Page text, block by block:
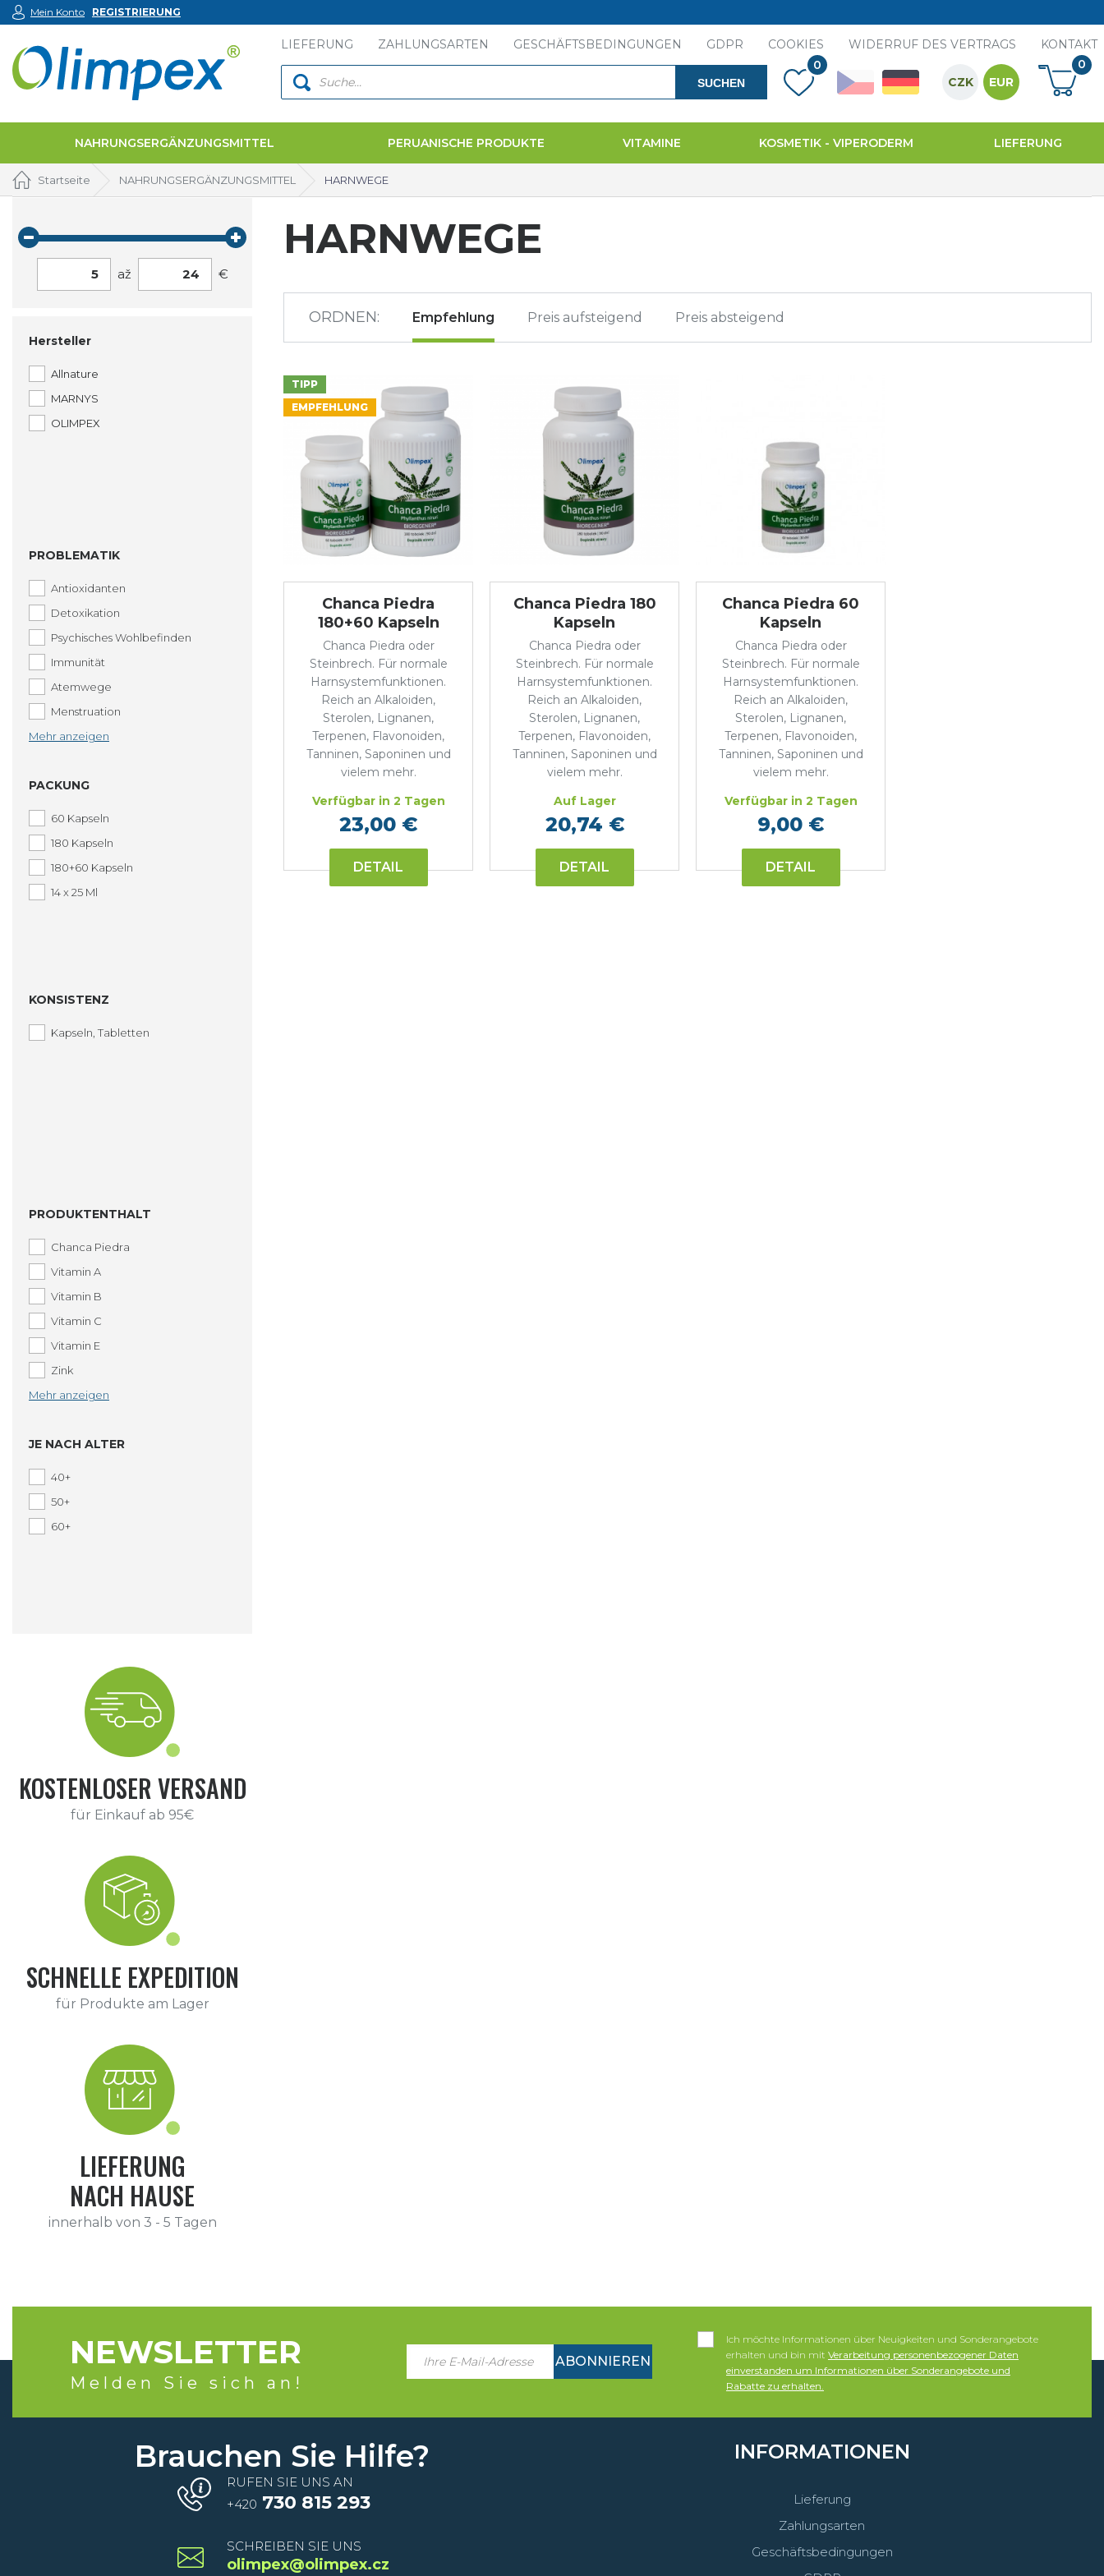
LIEFERUNG ZAHLUNGSARTEN GESCHÄFTSBEDINGUNGEN GDPR COOKIES WIDERRUF DES VERTRAGS KONTAKT
SUCHEN
Mein Konto REGISTRIERUNG
0
CZK
EUR
0
NAHRUNGSERGÄNZUNGSMITTEL PERUANISCHE PRODUKTE VITAMINE KOSMETIK - VIPERODERM LIEFERUNG
Startseite NAHRUNGSERGÄNZUNGSMITTEL HARNWEGE
HARNWEGE
ORDNEN: Empfehlung Preis aufsteigend Preis absteigend
TIPP
EMPFEHLUNG
Chanca Piedra
180+60 Kapseln
Chanca Piedra oder
Steinbrech. Für normale
Harnsystemfunktionen.
Reich an Alkaloiden,
Sterolen, Lignanen,
Terpenen, Flavonoiden,
Tanninen, Saponinen und
vielem mehr.
Verfügbar in 2 Tagen
23,00 €
DETAIL
Chanca Piedra 180
Kapseln
Chanca Piedra oder
Steinbrech. Für normale
Harnsystemfunktionen.
Reich an Alkaloiden,
Sterolen, Lignanen,
Terpenen, Flavonoiden,
Tanninen, Saponinen und
vielem mehr.
Auf Lager
20,74 €
DETAIL
Chanca Piedra 60
Kapseln
Chanca Piedra oder
Steinbrech. Für normale
Harnsystemfunktionen.
Reich an Alkaloiden,
Sterolen, Lignanen,
Terpenen, Flavonoiden,
Tanninen, Saponinen und
vielem mehr.
Verfügbar in 2 Tagen
9,00 €
DETAIL
5 až 24 €
Hersteller
Allnature
MARNYS
OLIMPEX
PROBLEMATIK
Antioxidanten
Detoxikation
Psychisches Wohlbefinden
Immunität
Atemwege
Menstruation
Harnwege
Prostata
Mehr anzeigen
PACKUNG
60 Kapseln
180 Kapseln
180+60 Kapseln
14 x 25 Ml
KONSISTENZ
Kapseln, Tabletten
PRODUKTENTHALT
Chanca Piedra
Vitamin A
Vitamin B
Vitamin C
Vitamin E
Zink
Mehr anzeigen
JE NACH ALTER
40+
50+
60+
KOSTENLOSER VERSAND
für Einkauf ab 95€
SCHNELLE EXPEDITION
für Produkte am Lager
LIEFERUNG
NACH HAUSE
innerhalb von 3 - 5 Tagen
NEWSLETTER
Melden Sie sich an!
ABONNIEREN
Ich möchte Informationen über Neuigkeiten und Sonderangebote
erhalten und bin mit Verarbeitung personenbezogener Daten
einverstanden um Informationen über Sonderangebote und
Rabatte zu erhalten.
Brauchen Sie Hilfe?
RUFEN SIE UNS AN
+420 730 815 293
SCHREIBEN SIE UNS
olimpex@olimpex.cz
INFORMATIONEN
Lieferung
Zahlungsarten
Geschäftsbedingungen